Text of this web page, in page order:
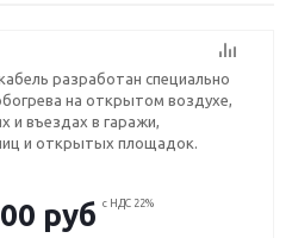
разработан специально
на открытом воздухе,
и въездах в гаражи,
и открытых площадок.
руб с НДС 22%